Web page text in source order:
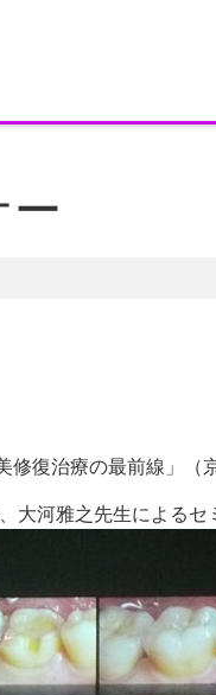
ー
復治療の最前線」（
大河雅之先生によるセ